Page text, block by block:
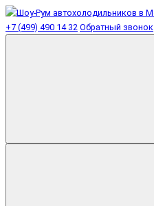
+7 (499) 490 14 32 Обратный звонок